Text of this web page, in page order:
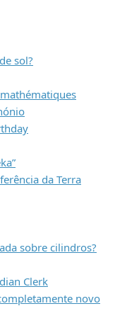
sol?
mathématiques
da Terra
sobre cilindros?
Clerk
novo